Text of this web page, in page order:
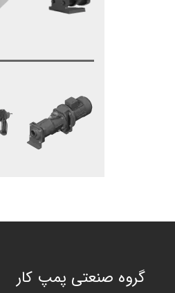
گروه صنعتی پمپ کار